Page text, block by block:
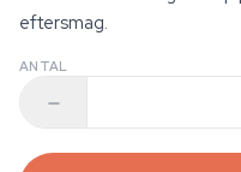
eftersmag.
ANTAL